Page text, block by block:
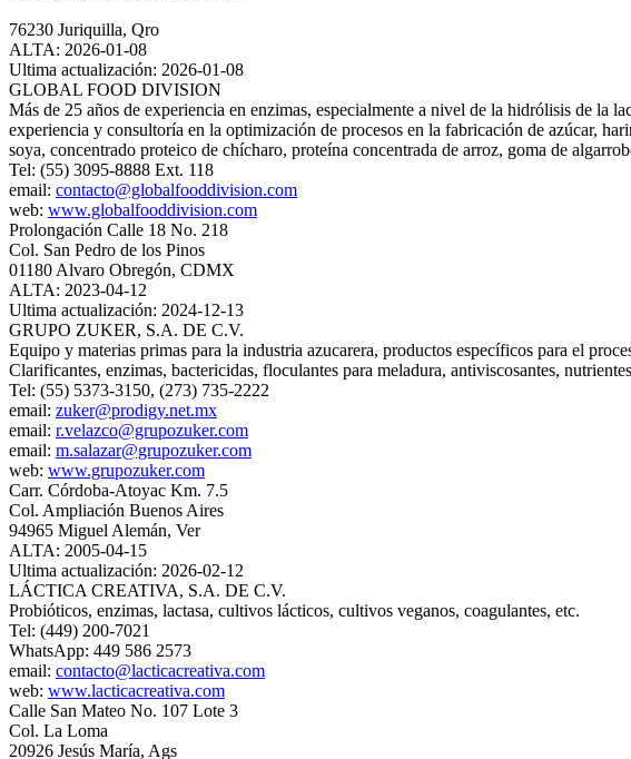
76230 Juriquilla, Qro
ALTA: 2026-01-08
Ultima actualización: 2026-01-08
GLOBAL FOOD DIVISION
Más de 25 años de experiencia en enzimas, especialmente a nivel de la hidrólisis de la
experiencia y consultoría en la optimización de procesos en la fabricación de azúcar,
soya, concentrado proteico de chícharo, proteína concentrada de arroz, goma de
Tel: (55) 3095-8888 Ext. 118
email: contacto@globalfooddivision.com
web: www.globalfooddivision.com
Prolongación Calle 18 No. 218
Col. San Pedro de los Pinos
01180 Alvaro Obregón, CDMX
ALTA: 2023-04-12
Ultima actualización: 2024-12-13
GRUPO ZUKER, S.A. DE C.V.
Equipo y materias primas para la industria azucarera, productos específicos para el
Clarificantes, enzimas, bactericidas, floculantes para meladura, antiviscosantes,
Tel: (55) 5373-3150, (273) 735-2222
email: zuker@prodigy.net.mx
email: r.velazco@grupozuker.com
email: m.salazar@grupozuker.com
web: www.grupozuker.com
Carr. Córdoba-Atoyac Km. 7.5
Col. Ampliación Buenos Aires
94965 Miguel Alemán, Ver
ALTA: 2005-04-15
Ultima actualización: 2026-02-12
LÁCTICA CREATIVA, S.A. DE C.V.
Probióticos, enzimas, lactasa, cultivos lácticos, cultivos veganos, coagulantes, etc.
Tel: (449) 200-7021
WhatsApp: 449 586 2573
email: contacto@lacticacreativa.com
web: www.lacticacreativa.com
Calle San Mateo No. 107 Lote 3
Col. La Loma
20926 Jesús María, Ags